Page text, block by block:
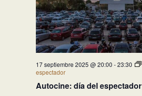
Autocine: día del espectador
17 septiembre 2025 @ 20:00 -23:30
espectador